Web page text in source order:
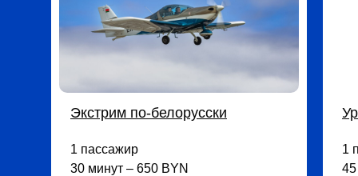
Экстрим по-белорусски
1
1 пассажир
30 минут – 650 BYN